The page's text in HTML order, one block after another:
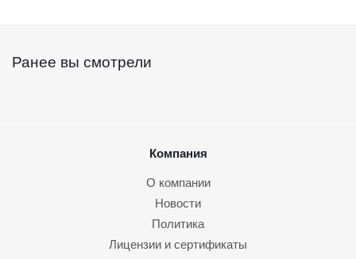
Ранее вы смотрели
Компания
О компании
Новости
Политика
Лицензии и сертификаты